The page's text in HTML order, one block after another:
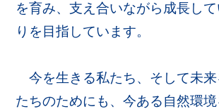
を育み、支え合いながら成長して
りを目指しています。
今を生きる私たち、そして未
たちのためにも、今ある自然環境